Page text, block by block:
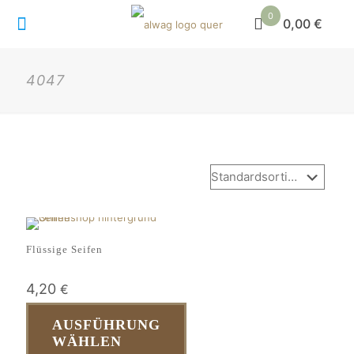
0 0,00 €
4047
Flüssige Seifen
4,20 €
AUSFÜHRUNG
WÄHLEN